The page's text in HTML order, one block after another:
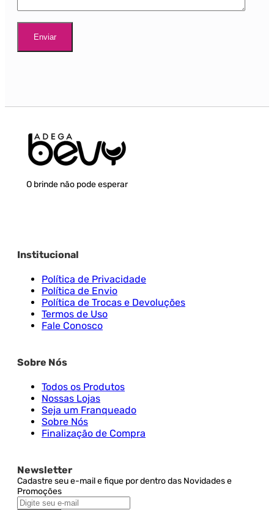
O brinde não pode esperar
Institucional
Política de Privacidade
Política de Envio
Política de Trocas e Devoluções
Termos de Uso
Fale Conosco
Sobre Nós
Todos os Produtos
Nossas Lojas
Seja um Franqueado
Sobre Nós
Finalização de Compra
Newsletter
Cadastre seu e-mail e fique por dentro das Novidades e
Promoções